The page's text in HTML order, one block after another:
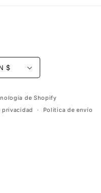
México | MXN $
de Shopify
privacidad Política de envío